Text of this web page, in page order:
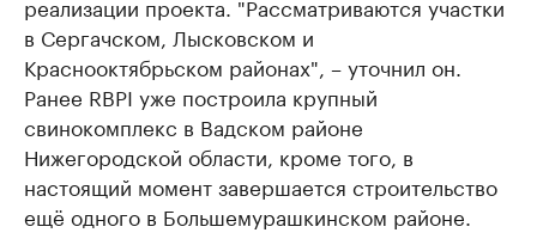
в Сергачском, Лысковском и
Краснооктябрьском районах", – уточнил он.
Ранее RBPI уже построила крупный
свинокомплекс в Вадском районе
Нижегородской области, кроме того, в
настоящий момент завершается строительство
ещё одного в Большемурашкинском районе.